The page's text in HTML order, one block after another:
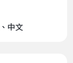
、 中文